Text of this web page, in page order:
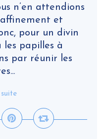
n’en attendions
et
pour un divin
papilles à
par réunir les